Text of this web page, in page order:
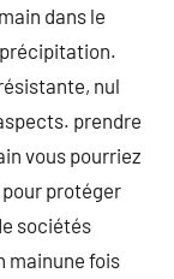
dans le
précipitation.
nul
prendre
vous pourriez
protéger
sociétés
mainune fois